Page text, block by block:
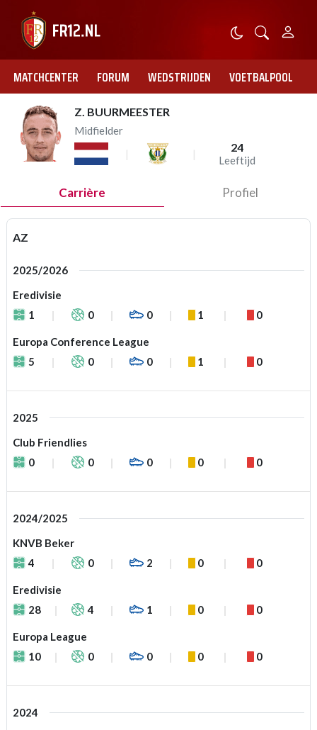
MATCHCENTER FORUM WEDSTRIJDEN VOETBALPOOL
Z. BUURMEESTER
Midfielder
24
Leeftijd
Carrière Profiel
AZ
2025/2026
Eredivisie
1
0 0 1 0
Europa Conference League
5
0 0 1 0
2025
Club Friendlies
0
0 0 0 0
2024/2025
KNVB Beker
4
0 2 0 0
Eredivisie
28
4 1 0 0
Europa League
10
0 0 0 0
2024